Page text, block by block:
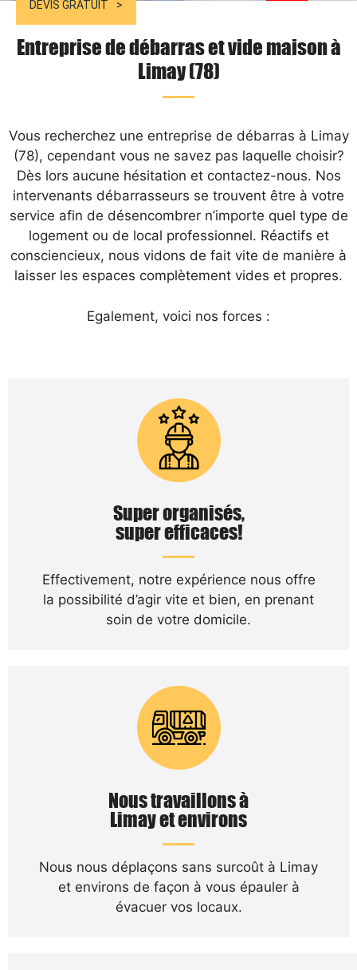
DEVIS GRATUIT
Entreprise de débarras et vide maison à
Limay (78)
Vous recherchez une entreprise de débarras à Limay
(78), cependant vous ne savez pas laquelle choisir?
Dès lors aucune hésitation et contactez-nous. Nos
intervenants débarrasseurs se trouvent être à votre
service afin de désencombrer n’importe quel type de
logement ou de local professionnel. Réactifs et
consciencieux, nous vidons de fait vite de manière à
laisser les espaces complètement vides et propres.
Egalement, voici nos forces :
Super organisés,
super efficaces!
Effectivement, notre expérience nous offre
la possibilité d’agir vite et bien, en prenant
soin de votre domicile.
Nous travaillons à
Limay et environs
Nous nous déplaçons sans surcoût à Limay
et environs de façon à vous épauler à
évacuer vos locaux.